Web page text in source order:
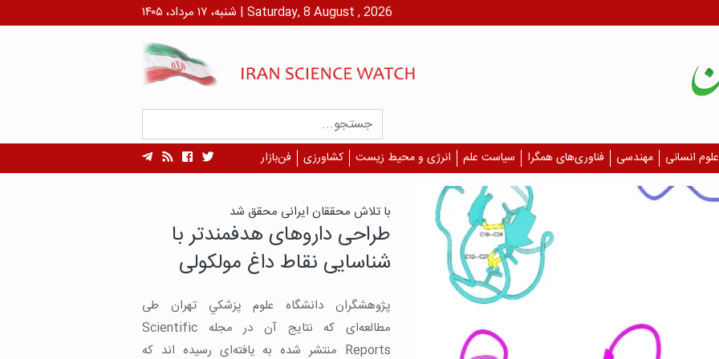
شنبه، ۱۷ مرداد، ۱۴۰۵ | Saturday, 8 August , 2026
علوم انسانی مهندسی فناوری‌های همگرا سیاست علم انرژی و محیط زیست کشاورزی فن‌بازار
یافته‌های یک مطالعه:
آسیب‌های اچ‌آی‌وی به شبکیه
چشم را با وجود بینایی جدی
بگیرید/ ابزار کنترل در دسترس
است